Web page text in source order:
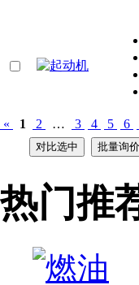
« 1 2 … 3 4 5 6
热门推